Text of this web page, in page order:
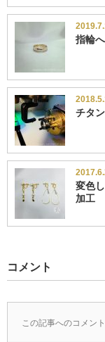
指輪
チタ
変色
加工
コメント
この記事へのコメン